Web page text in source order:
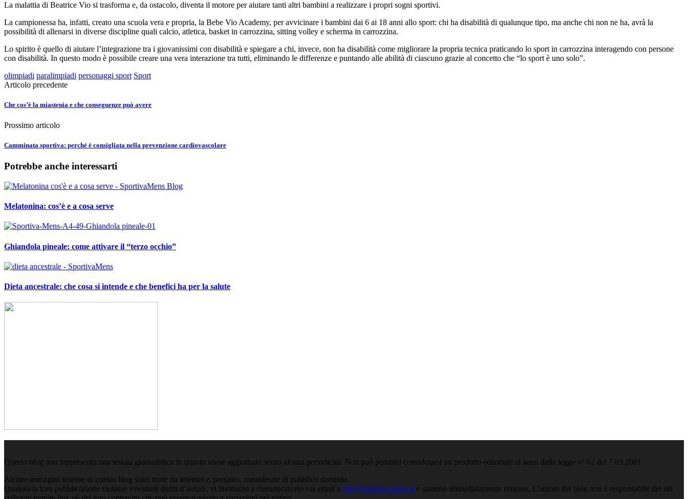
La malattia di Beatrice Vio si trasforma e, da ostacolo, diventa il motore per aiutare tanti altri bambini a realizzare i propri sogni sportivi.
La campionessa ha, infatti, creato una scuola vera e propria, la Bebe Vio Academy, per avvicinare i bambini dai 6 ai 18 anni allo sport: chi ha disabilità di qualunque tipo, ma anche chi non ne ha, avrà la
possibilità di allenarsi in diverse discipline quali calcio, atletica, basket in carrozzina, sitting volley e scherma in carrozzina.
Lo spirito è quello di aiutare l’integrazione tra i giovanissimi con disabilità e spiegare a chi, invece, non ha disabilità come migliorare la propria tecnica praticando lo sport in carrozzina interagendo con persone
con disabilità. In questo modo è possibile creare una vera interazione tra tutti, eliminando le differenze e puntando alle abilità di ciascuno grazie al concetto che “lo sport è uno solo”.
olimpiadi paralimpiadi personaggi sport Sport
Articolo precedente
Che cos’è la miastenia e che conseguenze può avere
Prossimo articolo
Camminata sportiva: perché è consigliata nella prevenzione cardiovascolare
Potrebbe anche interessarti
Melatonina: cos’è e a cosa serve
Ghiandola pineale: come attivare il “terzo occhio”
Dieta ancestrale: che cosa si intende e che benefici ha per la salute
Questo blog non rappresenta una testata giornalistica in quanto viene aggiornato senza alcuna periodicità. Non può pertanto considerarsi un prodotto editoriale ai sensi della legge n° 62 del 7.03.2001.
Alcune immagini inserite in questo blog sono tratte da internet e, pertanto, considerate di pubblico dominio.
Qualora la loro pubblicazione violasse eventuali diritti d’autore, vi invitiamo a comunicarcelo via email a info@sportiva-mens.it e saranno immediatamente rimosse. L’autore del blog non è responsabile dei siti